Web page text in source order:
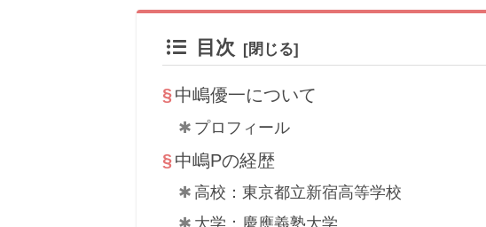
目次
中嶋優一について
プロフィール
中嶋Pの経歴
高校：東京都立新宿高等学校
大学：慶應義塾大学